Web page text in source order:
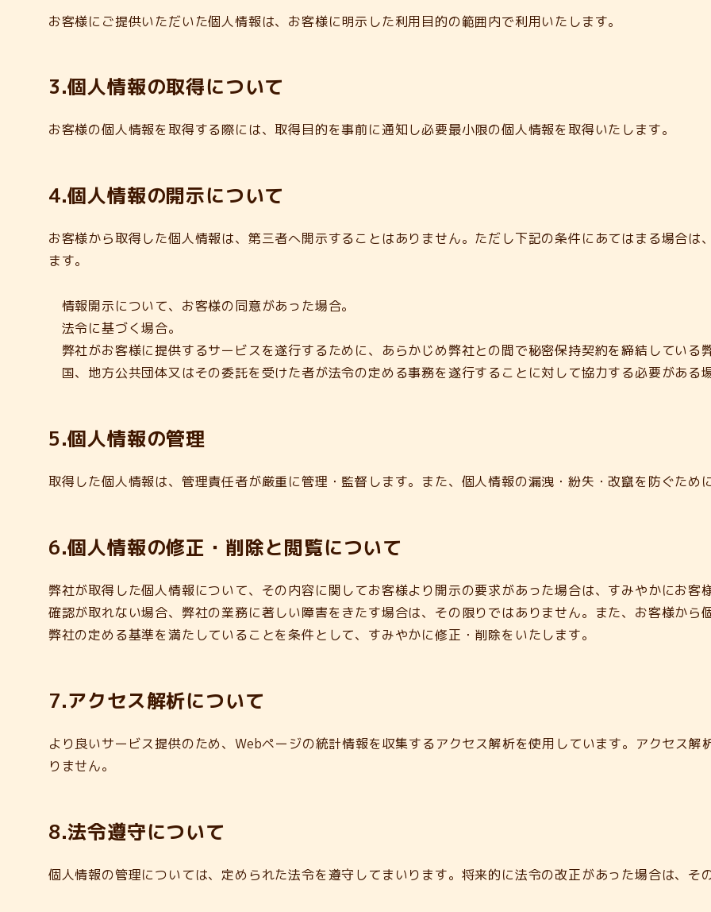
お客様にご提供いただいた個人情報は、お客様に明示した利用目的の範囲内で利用いたします。
3.個人情報の取得について
お客様の個人情報を取得する際には、取得目的を事前に通知し必要最小限の個人情報を取得いたします。
4.個人情報の開示について
お客様から取得した個人情報は、第三者へ開示することはありません。ただし下記の条件にあてはまる場合
ます。
情報開示について、お客様の同意があった場合。
法令に基づく場合。
弊社がお客様に提供するサービスを遂行するために、あらかじめ弊社との間で秘密保持契約を締結している
国、地方公共団体又はその委託を受けた者が法令の定める事務を遂行することに対して協力する必要がある
5.個人情報の管理
取得した個人情報は、管理責任者が厳重に管理・監督します。また、個人情報の漏洩・紛失・改竄を防ぐた
6.個人情報の修正・削除と閲覧について
弊社が取得した個人情報について、その内容に関してお客様より開示の要求があった場合は、すみやかにお
確認が取れない場合、弊社の業務に著しい障害をきたす場合は、その限りではありません。また、お客様か
弊社の定める基準を満たしていることを条件として、すみやかに修正・削除をいたします。
7.アクセス解析について
より良いサービス提供のため、Webページの統計情報を収集するアクセス解析を使用しています。アクセス
りません。
8.法令遵守について
個人情報の管理については、定められた法令を遵守してまいります。将来的に法令の改正があった場合は、